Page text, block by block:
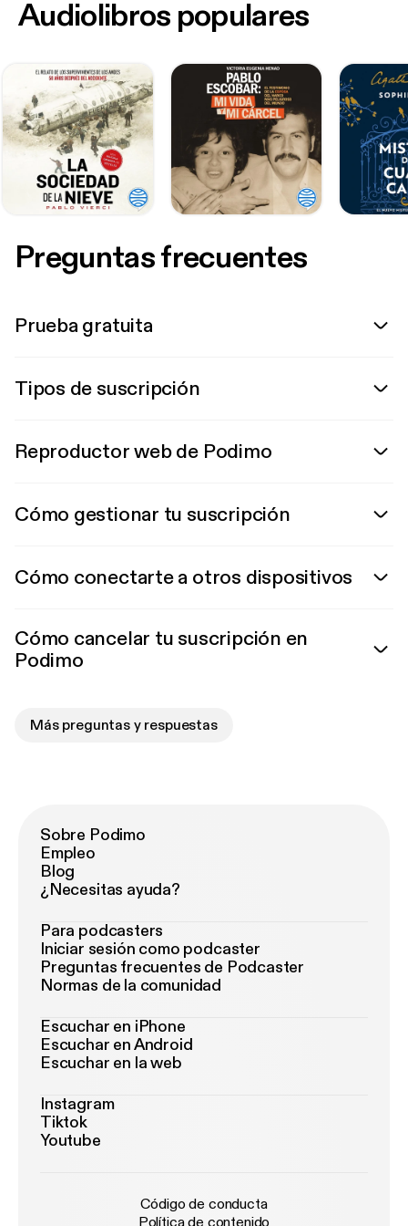
Audiolibros populares
Preguntas frecuentes
Prueba gratuita
Tipos de suscripción
Reproductor web de Podimo
Cómo gestionar tu suscripción
Cómo conectarte a otros dispositivos
Cómo cancelar tu suscripción en
Podimo
Más preguntas y respuestas
Sobre Podimo
Empleo
Blog
¿Necesitas ayuda?
Para podcasters
Iniciar sesión como podcaster
Preguntas frecuentes de Podcaster
Normas de la comunidad
Escuchar en iPhone
Escuchar en Android
Escuchar en la web
Instagram
Tiktok
Youtube
Código de conducta
Política de contenido